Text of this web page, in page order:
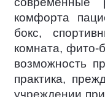
комфорта
бокс,
комната, фито-
возможность
практика,
учреждении